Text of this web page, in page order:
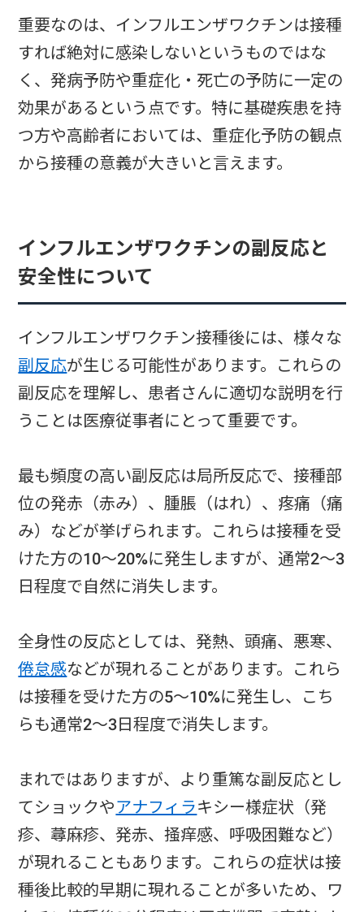
重要なのは、インフルエンザワクチンは接種
すれば絶対に感染しないというものではな
く、発病予防や重症化・死亡の予防に一定の
効果があるという点です。特に基礎疾患を持
つ方や高齢者においては、重症化予防の観点
から接種の意義が大きいと言えます。
インフルエンザワクチンの副反応と
安全性について
インフルエンザワクチン接種後には、様々な
副反応が生じる可能性があります。これらの
副反応を理解し、患者さんに適切な説明を行
うことは医療従事者にとって重要です。
最も頻度の高い副反応は局所反応で、接種部
位の発赤（赤み）、腫脹（はれ）、疼痛（痛
み）などが挙げられます。これらは接種を受
けた方の10～20%に発生しますが、通常2～3
日程度で自然に消失します。
全身性の反応としては、発熱、頭痛、悪寒、
倦怠感などが現れることがあります。これら
は接種を受けた方の5～10%に発生し、こち
らも通常2～3日程度で消失します。
まれではありますが、より重篤な副反応とし
てショックやアナフィラキシー様症状（発
疹、蕁麻疹、発赤、掻痒感、呼吸困難など）
が現れることもあります。これらの症状は接
種後比較的早期に現れることが多いため、ワ